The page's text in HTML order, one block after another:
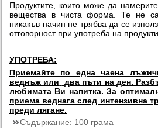
Продуктите, които може да
вещества в чиста форма. Те не
никакъв начин не трябва да се
отговорност при употреба на
УПОТРЕБА:
Приемайте по една чаена
веднъж или
два пъти на ден.
любимата Ви напитка. За
приема веднага след интензивна
преди лягане.
Съдържание: 100 грама